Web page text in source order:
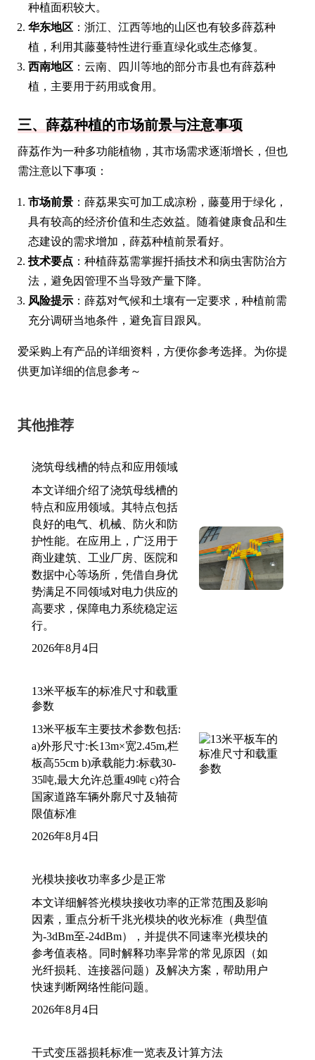
种植面积较大。
华东地区 ：浙江、江西等地的山区也有较多薛荔种
植，利用其藤蔓特性进行垂直绿化或生态修复。
西南地区 ：云南、四川等地的部分市县也有薛荔种
植，主要用于药用或食用。
三、薛荔种植的市场前景与注意事项
薛荔作为一种多功能植物，其市场需求逐渐增长，但也
需注意以下事项：
市场前景 ：薛荔果实可加工成凉粉，藤蔓用于绿化，
具有较高的经济价值和生态效益。随着健康食品和生
态建设的需求增加，薛荔种植前景看好。
技术要点 ：种植薛荔需掌握扦插技术和病虫害防治方
法，避免因管理不当导致产量下降。
风险提示 ：薛荔对气候和土壤有一定要求，种植前需
充分调研当地条件，避免盲目跟风。
爱采购上有产品的详细资料，方便你参考选择。为你提
供更加详细的信息参考～
其他推荐
浇筑母线槽的特点和应用领域
本文详细介绍了浇筑母线槽的
特点和应用领域。其特点包括
良好的电气、机械、防火和防
护性能。在应用上，广泛用于
商业建筑、工业厂房、医院和
数据中心等场所，凭借自身优
势满足不同领域对电力供应的
高要求，保障电力系统稳定运
行。
2026年8月4日
13米平板车的标准尺寸和载重
参数
13米平板车主要技术参数包括:
a)外形尺寸:长13m×宽2.45m,栏
板高55cm b)承载能力:标载30-
35吨,最大允许总重49吨 c)符合
国家道路车辆外廓尺寸及轴荷
限值标准
2026年8月4日
光模块接收功率多少是正常
本文详细解答光模块接收功率的正常范围及影响
因素，重点分析千兆光模块的收光标准（典型值
为-3dBm至-24dBm），并提供不同速率光模块的
参考值表格。同时解释功率异常的常见原因（如
光纤损耗、连接器问题）及解决方案，帮助用户
快速判断网络性能问题。
2026年8月4日
干式变压器损耗标准一览表及计算方法